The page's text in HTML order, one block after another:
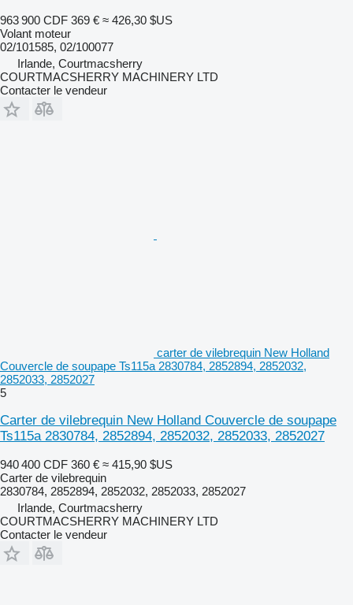
963 900 CDF 369 € ≈ 426,30 $US
Volant moteur
02/101585, 02/100077
Irlande, Courtmacsherry
COURTMACSHERRY MACHINERY LTD
Contacter le vendeur
carter de vilebrequin New Holland
Couvercle de soupape Ts115a 2830784, 2852894, 2852032,
2852033, 2852027
5
Carter de vilebrequin New Holland Couvercle de soupape
Ts115a 2830784, 2852894, 2852032, 2852033, 2852027
940 400 CDF 360 € ≈ 415,90 $US
Carter de vilebrequin
2830784, 2852894, 2852032, 2852033, 2852027
Irlande, Courtmacsherry
COURTMACSHERRY MACHINERY LTD
Contacter le vendeur